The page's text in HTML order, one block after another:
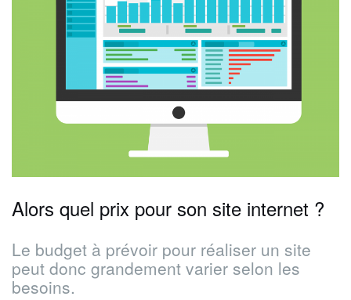
Alors quel prix pour son site internet ?
Le budget à prévoir pour réaliser un site
peut donc grandement varier selon les
besoins.